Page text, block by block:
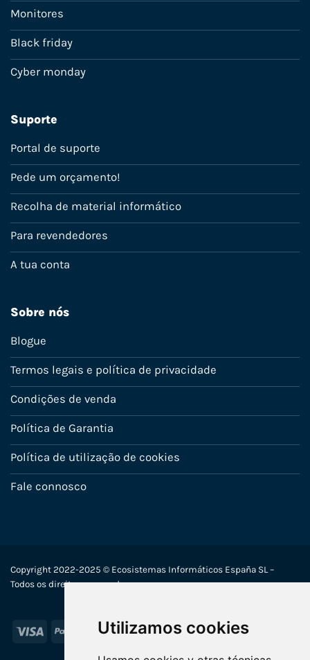
Utilizamos cookies
Monitores
Black friday
Cyber monday
Suporte
Portal de suporte
Pede um orçamento!
Recolha de material informático
Para revendedores
A tua conta
Sobre nós
Blogue
Termos legais e política de privacidade
Condições de venda
Política de Garantia
Política de utilização de cookies
Fale connosco
Copyright 2022-2025 © Ecosistemas Informáticos España SL –
Todos os direitos reservados
Visa PayPal Stripe MasterCard